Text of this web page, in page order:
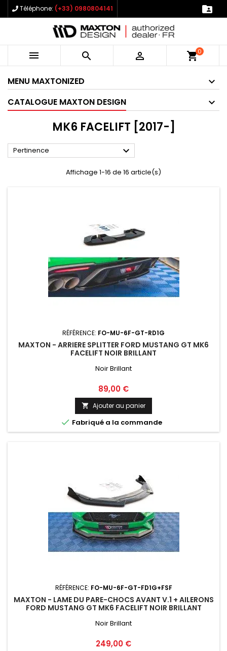
Téléphone: (+33) 0980804141 
   shopping_cart0
MENU MAXTONIZED
CATALOGUE MAXTON DESIGN
MK6 FACELIFT [2017-]
Pertinence 
Affichage 1-16 de 16 article(s)
RÉFÉRENCE: FO-MU-6F-GT-RD1G
MAXTON - ARRIERE SPLITTER FORD MUSTANG GT MK6
FACELIFT NOIR BRILLANT
Noir Brillant
Prix
89,00 €
 Ajouter au panier
 Fabriqué a la commande
RÉFÉRENCE: FO-MU-6F-GT-FD1G+FSF
MAXTON - LAME DU PARE-CHOCS AVANT V.1 + AILERONS
FORD MUSTANG GT MK6 FACELIFT NOIR BRILLANT
Noir Brillant
Prix
249,00 €